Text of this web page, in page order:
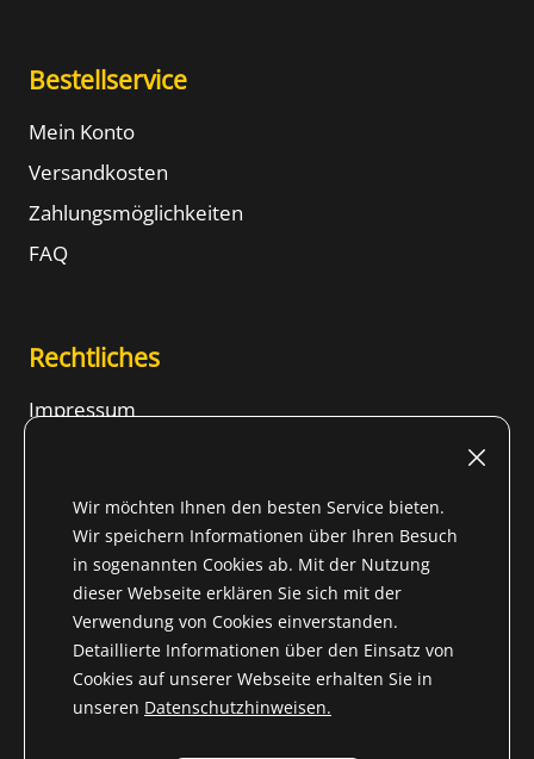
Bestellservice
Mein Konto
Versandkosten
Zahlungsmöglichkeiten
FAQ
Rechtliches
Impressum
Datenschutzhinweise
Inhalt
Wir möchten Ihnen den besten Service bieten.
Wir speichern Informationen über Ihren Besuch
in sogenannten Cookies ab. Mit der Nutzung
dieser Webseite erklären Sie sich mit der
Verwendung von Cookies einverstanden.
Detaillierte Informationen über den Einsatz von
Cookies auf unserer Webseite erhalten Sie in
unseren Datenschutzhinweisen.